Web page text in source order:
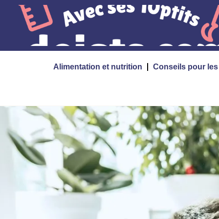
Alimentation et nutrition Conseils pour